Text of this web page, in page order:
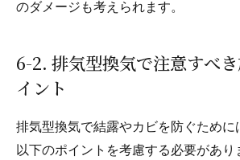
のダメージも考えられます。
6-2. 排気型換気で注意すべ
イント
排気型換気で結露やカビを防ぐために
以下のポイントを考慮する必要があり